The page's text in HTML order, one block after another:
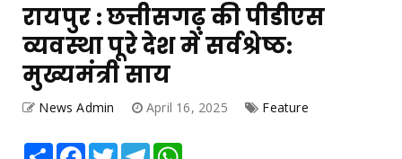
रायपुर : छत्तीसगढ़ की पीडीएस
व्यवस्था पूरे देश में सर्वश्रेष्ठ:
मुख्यमंत्री साय
News Admin April 16, 2025 Feature
Share Facebook
TwitterTelegram